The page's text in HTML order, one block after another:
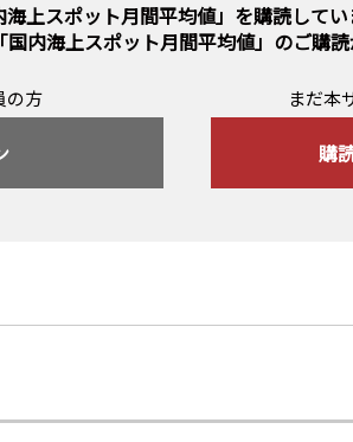
海上スポット月間平均値」を購読してい
「国内海上スポット月間平均値」のご購読
の方 まだ本
購